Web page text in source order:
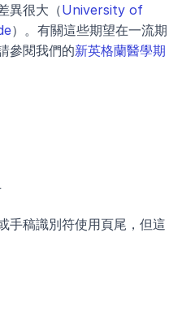
異很大（University of
）。有關這些期望在一流期
參閱我們的新英格蘭醫學期
手稿識別符使用頁尾，但這